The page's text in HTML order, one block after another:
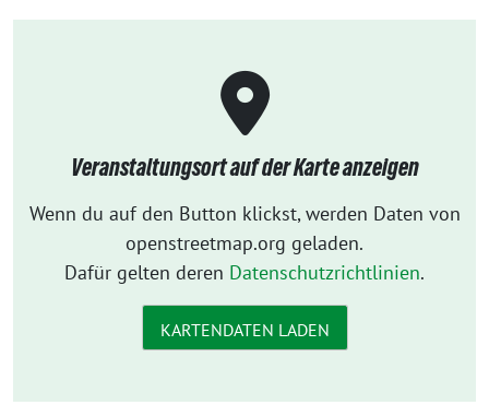
Veranstaltungsort auf der Karte anzeigen
Wenn du auf den Button klickst, werden Daten von
openstreetmap.org geladen.
Dafür gelten deren Datenschutzrichtlinien.
KARTENDATEN LADEN